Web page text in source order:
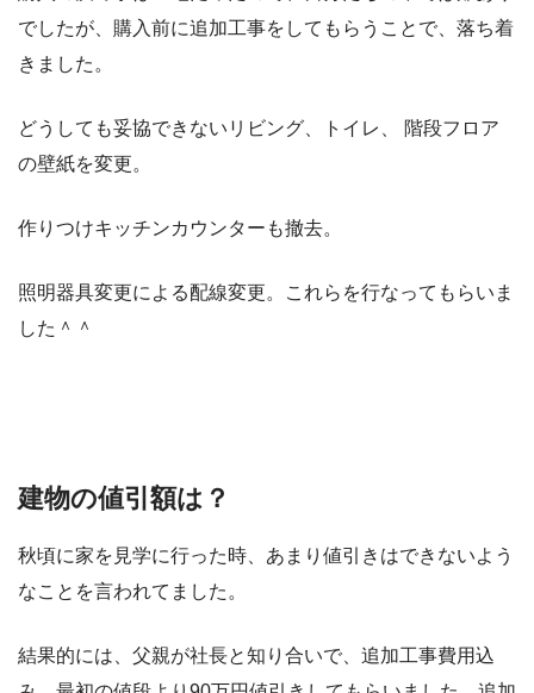
でしたが、購入前に追加工事をしてもらうことで、落ち着
きました。
どうしても妥協できないリビング、トイレ、 階段フロア
の壁紙を変更。
作りつけキッチンカウンターも撤去。
照明器具変更による配線変更。これらを行なってもらいま
した＾＾
建物の値引額は？
秋頃に家を見学に行った時、あまり値引きはできないよう
なことを言われてました。
結果的には、父親が社長と知り合いで、追加工事費用込